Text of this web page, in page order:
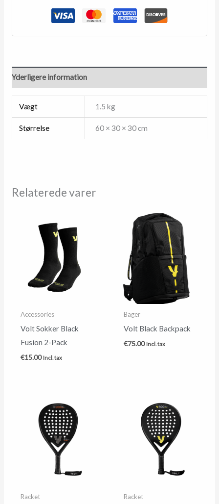
Yderligere information
Vægt 1.5 kg
Størrelse 60 × 30 × 30 cm
Relaterede varer
Accessories
Volt Sokker Black
Fusion 2-Pack
€15.00 Incl. tax
Bager
Volt Black Backpack
€75.00 Incl. tax
Racket Racket